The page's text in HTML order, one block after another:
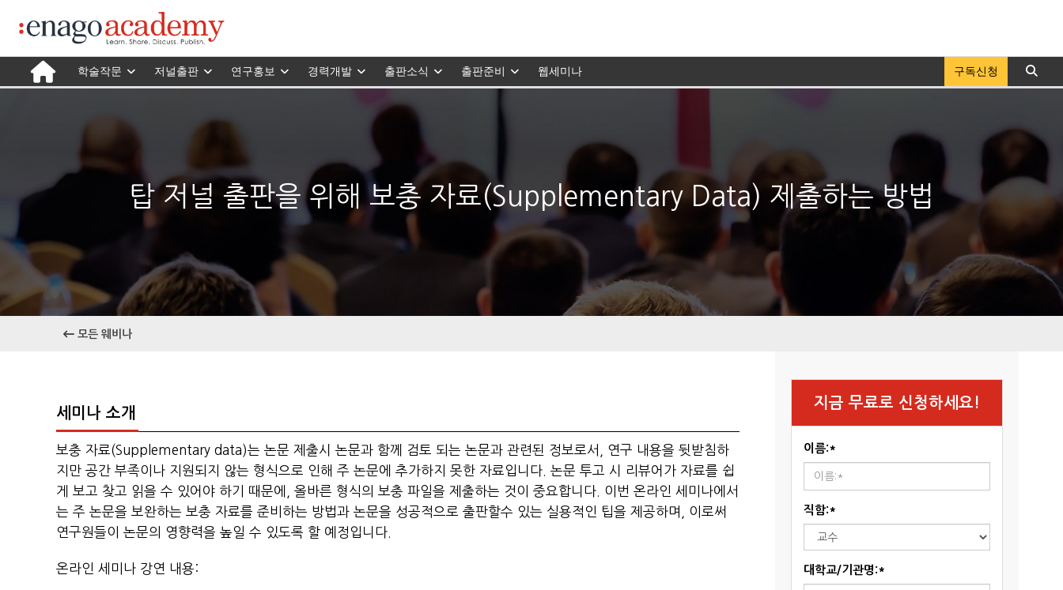
학술작문 저널출판 연구홍보 경력개발 출판소식 출판준비 웹세미나 구독신청
탑 저널 출판을 위해 보충 자료(Supplementary Data) 제출하는 방법
모든 웨비나
세미나 소개
보충 자료(Supplementary data)는 논문 제출시 논문과 함께 검토 되는 논문과 관련된 정보로서, 연구 내용을 뒷받침하
지만 공간 부족이나 지원되지 않는 형식으로 인해 주 논문에 추가하지 못한 자료입니다. 논문 투고 시 리뷰어가 자료를 쉽
게 보고 찾고 읽을 수 있어야 하기 때문에, 올바른 형식의 보충 파일을 제출하는 것이 중요합니다. 이번 온라인 세미나에서
는 주 논문을 보완하는 보충 자료를 준비하는 방법과 논문을 성공적으로 출판할수 있는 실용적인 팁을 제공하며, 이로써
연구원들이 논문의 영향력을 높일 수 있도록 할 예정입니다.
온라인 세미나 강연 내용:
지금 무료로 신청하세요!
이름:*
직함:*
대학교/기관명:*